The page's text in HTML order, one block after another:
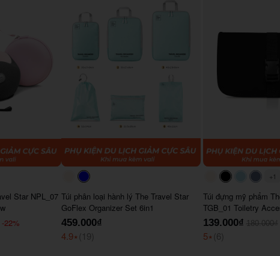
Star NPL_07
-22%
#faf0e6
Túi phân loại hành lý The Travel Star
GoFlex Organizer Set 6in1
459.000₫
4.9⭑ (19)
#faf0e6#000000#ADD8E6
+1
Túi đựng mỹ phẩm
TGB_01 Toiletry
139.000₫ 180.000₫
5⭑ (6)